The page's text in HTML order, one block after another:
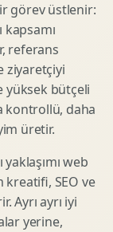
görev üstlenir:
kapsamı
referans
ziyaretçiyi
yüksek bütçeli
kontrollü, daha
üretir.
web
kreatifi, SEO ve
Ayrı ayrı iyi
yerine,